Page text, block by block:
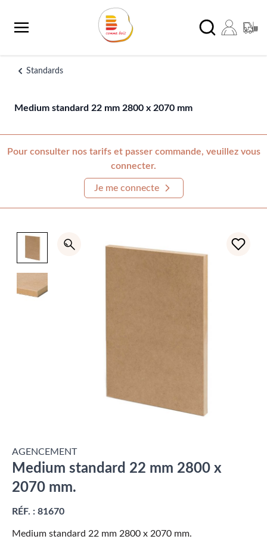
Chercher
Standards
Medium standard 22 mm 2800 x 2070 mm
Pour consulter nos tarifs et passer commande, veuillez vous
connecter.
Je me connecte
AGENCEMENT
Medium standard 22 mm 2800 x
2070 mm.
RÉF. : 81670
Medium standard 22 mm 2800 x 2070 mm.